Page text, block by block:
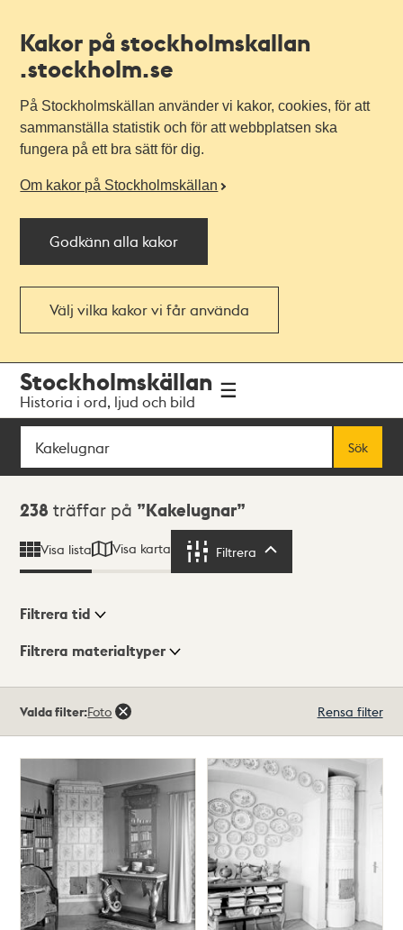
Kakor på stockholmskallan
.stockholm.se
På Stockholmskällan använder vi kakor, cookies, för att
sammanställa statistik och för att webbplatsen ska
fungera på ett bra sätt för dig.
Om kakor på Stockholmskällan
Godkänn alla kakor
Välj vilka kakor vi får använda
navigationen
huvudinnehållet
Stockholmskällan
Historia i ord, ljud och bild
Sök
Sök
Sökresultat
238 träffar på Kakelugnar
Visa lista Visa karta Filtrera
Visningsläge
Filtrera tid
Filtrera materialtyper
238träffar
Valda filter:Foto Rensa filter